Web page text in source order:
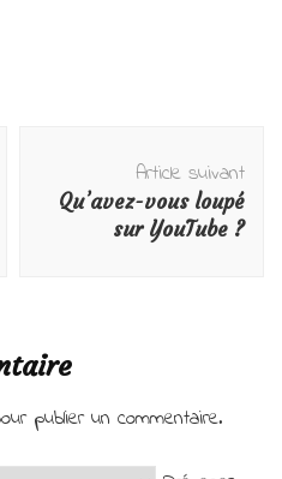
Article suivant
Qu’avez-vous loupé
sur YouTube ?
publier un commentaire.